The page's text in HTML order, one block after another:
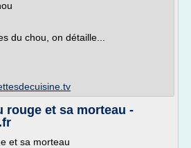
du chou, on détaille...
rouge et sa morteau -
et sa morteau